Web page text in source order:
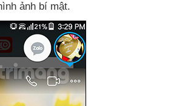
ảnh bí mật.